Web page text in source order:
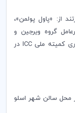
از: «پاول پولمن»،
گروه ویرجین و
کمیته ملیICC در
صلح در محل سالن شهر اسلو